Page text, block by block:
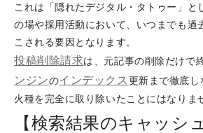
これは「隠れたデジタル・タトゥー」と
の場や採用活動において、いつまでも過
こされる要因となります。
投稿削除請求は、元記事の削除だけで
ンジンのインデックス 更新まで徹底
火種を完全に取り除いたことにはなりま
【検索結果のキャッシ